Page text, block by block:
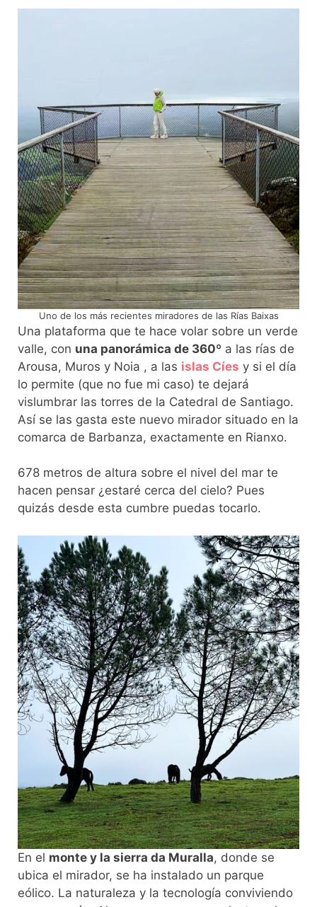
Uno de los más recientes miradores de las Rías Baixas
Una plataforma que te hace volar sobre un verde
valle, con una panorámica de 360º a las rías de
Arousa, Muros y Noia , a las islas Cíes y si el día
lo permite (que no fue mi caso) te dejará
vislumbrar las torres de la Catedral de Santiago.
Así se las gasta este nuevo mirador situado en la
comarca de Barbanza, exactamente en Rianxo.
678 metros de altura sobre el nivel del mar te
hacen pensar ¿estaré cerca del cielo? Pues
quizás desde esta cumbre puedas tocarlo.
En el monte y la sierra da Muralla, donde se
ubica el mirador, se ha instalado un parque
eólico. La naturaleza y la tecnología conviviendo